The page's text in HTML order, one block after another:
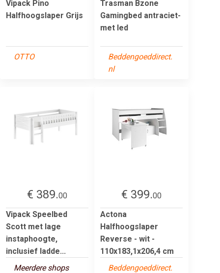
Vipack Pino
Halfhoogslaper Grijs
OTTO
Trasman Bzone
Gamingbed antraciet-
met led
Beddengoeddirect.
nl
€ 389.00
Vipack Speelbed
Scott met lage
instaphoogte,
inclusief ladde...
Meerdere shops
€ 399.00
Actona
Halfhoogslaper
Reverse - wit -
110x183,1x206,4 cm
Beddengoeddirect.